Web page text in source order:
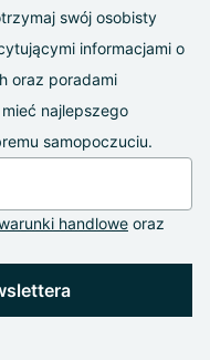
swój osobisty
informacjami o
oraz poradami
najlepszego
samopoczuciu.
handlowe oraz